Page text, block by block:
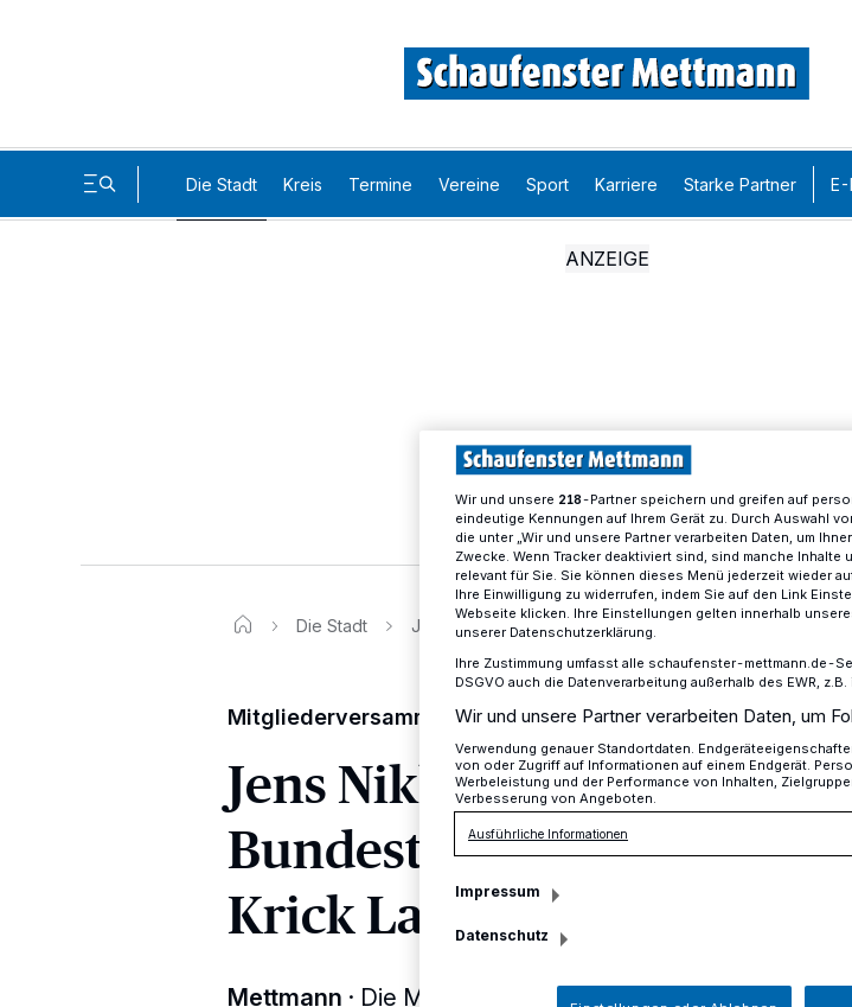
Die Stadt Kreis Termine Vereine Sport Karriere Starke Partner
Die Stadt Jens Niklaus wird Bundestagskandidat, Manfred Krick
Mitgliederversammlung der Mettmanner SPD
Jens Niklaus wird
Bundestagskandidat,
Krick Landtagskandidat
Mettmann · Die Mettmanner SPD unterstützt einstimmig
Wir und unsere 218-Partner speichern und greifen auf
eindeutige Kennungen auf Ihrem Gerät zu. Durch Auswahl
die unter „Wir und unsere Partner verarbeiten Daten, um
Zwecke. Wenn Tracker deaktiviert sind, sind manche
relevant für Sie. Sie können dieses Menü jederzeit wieder
Ihre Einwilligung zu widerrufen, indem Sie auf den Link
Webseite klicken. Ihre Einstellungen gelten innerhalb
unserer Datenschutzerklärung.
Ihre Zustimmung umfasst alle schaufenster-mettmann.de-
DSGVO auch die Datenverarbeitung außerhalb des EWR, z.B.
Wir und unsere Partner verarbeiten Daten, um
Verwendung genauer Standortdaten.
von oder Zugriff auf Informationen auf einem Endgerät.
Werbeleistung und der Performance von Inhalten,
Verbesserung von Angeboten.
Ausführliche Informationen
Impressum
Datenschutz